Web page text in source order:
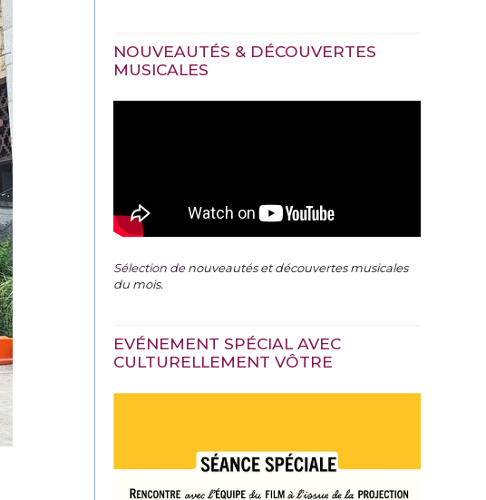
NOUVEAUTÉS & DÉCOUVERTES
MUSICALES
Sélection denouveautés et découvertes musicales
du mois.
EVÉNEMENT SPÉCIAL AVEC
CULTURELLEMENT VÔTRE